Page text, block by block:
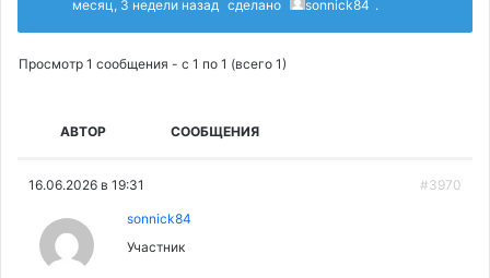
месяц, 3 недели назад сделано sonnick84 .
Просмотр 1 сообщения - с 1 по 1 (всего 1)
АВТОР СООБЩЕНИЯ
16.06.2026 в 19:31 #3970
sonnick84
Участник